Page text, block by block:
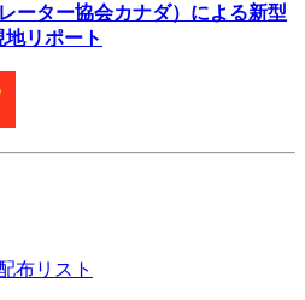
ーター協会カナダ）による新型
リポート
布リスト